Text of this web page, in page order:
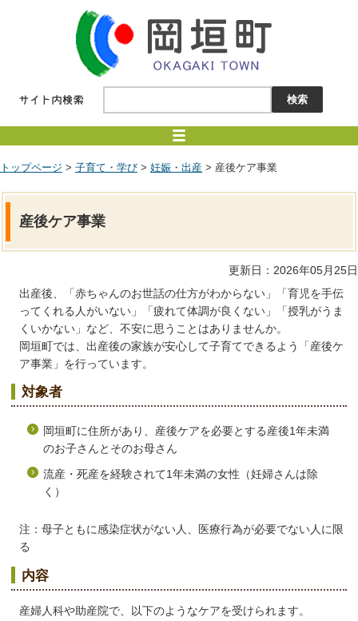
トップページ > 子育て・学び > 妊娠・出産 > 産後ケア事業
産後ケア事業
更新日：2026年05月25日
出産後、「赤ちゃんのお世話の仕方がわからない」「育児を手伝
ってくれる人がいない」「疲れて体調が良くない」「授乳がうま
くいかない」など、不安に思うことはありませんか。
岡垣町では、出産後の家族が安心して子育てできるよう「産後ケ
ア事業」を行っています。
対象者
岡垣町に住所があり、産後ケアを必要とする産後1年未満
のお子さんとそのお母さん
流産・死産を経験されて1年未満の女性（妊婦さんは除
く）
注：母子ともに感染症状がない人、医療行為が必要でない人に限
る
内容
産婦人科や助産院で、以下のようなケアを受けられます。